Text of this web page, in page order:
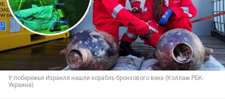
У побережья Израиля нашли корабль бронзового века (Коллаж РБК-
Украина)